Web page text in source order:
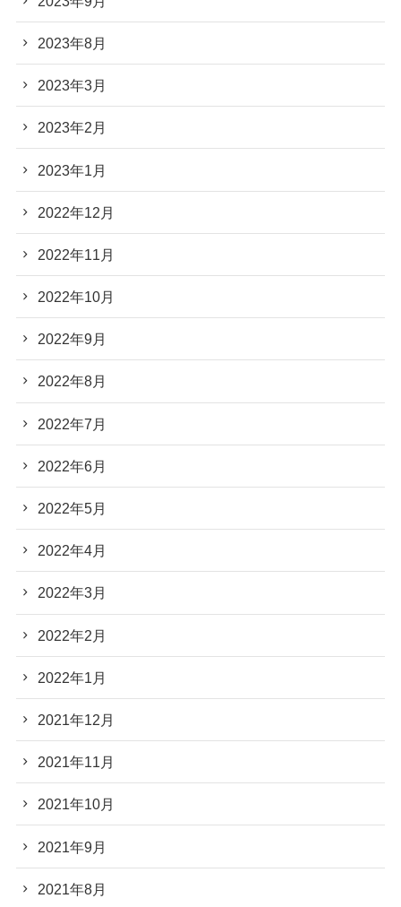
2023年8月
2023年3月
2023年2月
2023年1月
2022年12月
2022年11月
2022年10月
2022年9月
2022年8月
2022年7月
2022年6月
2022年5月
2022年4月
2022年3月
2022年2月
2022年1月
2021年12月
2021年11月
2021年10月
2021年9月
2021年8月